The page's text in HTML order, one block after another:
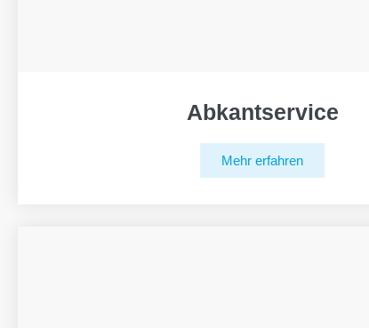
Abkantservice
Mehr erfahren